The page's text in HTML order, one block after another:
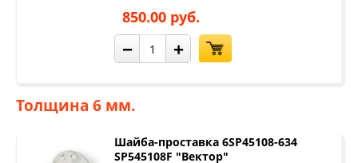
850.00 руб.
− +
Толщина 6 мм.
Шайба-проставка 6SP45108-634
SP545108F "Вектор"